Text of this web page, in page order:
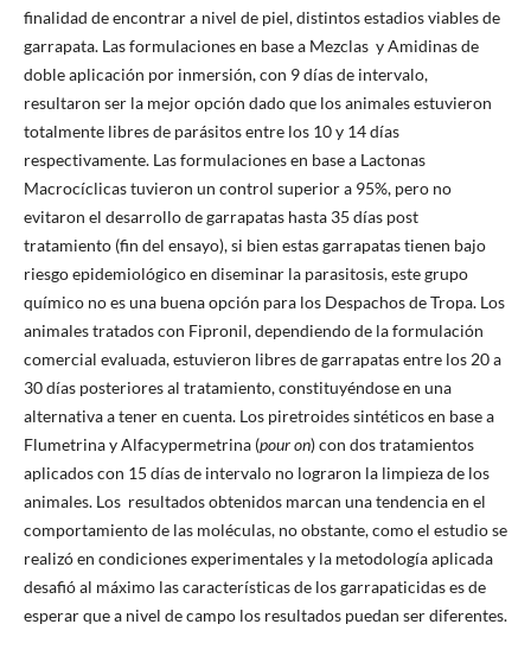
finalidad de encontrar a nivel de piel, distintos estadios viables de
garrapata. Las formulaciones en base a Mezclas y Amidinas de
doble aplicación por inmersión, con 9 días de intervalo,
resultaron ser la mejor opción dado que los animales estuvieron
totalmente libres de parásitos entre los 10 y 14 días
respectivamente. Las formulaciones en base a Lactonas
Macrocíclicas tuvieron un control superior a 95%, pero no
evitaron el desarrollo de garrapatas hasta 35 días post
tratamiento (fin del ensayo), si bien estas garrapatas tienen bajo
riesgo epidemiológico en diseminar la parasitosis, este grupo
químico no es una buena opción para los Despachos de Tropa. Los
animales tratados con Fipronil, dependiendo de la formulación
comercial evaluada, estuvieron libres de garrapatas entre los 20 a
30 días posteriores al tratamiento, constituyéndose en una
alternativa a tener en cuenta. Los piretroides sintéticos en base a
Flumetrina y Alfacypermetrina (pour on) con dos tratamientos
aplicados con 15 días de intervalo no lograron la limpieza de los
animales. Los resultados obtenidos marcan una tendencia en el
comportamiento de las moléculas, no obstante, como el estudio se
realizó en condiciones experimentales y la metodología aplicada
desafió al máximo las características de los garrapaticidas es de
esperar que a nivel de campo los resultados puedan ser diferentes.